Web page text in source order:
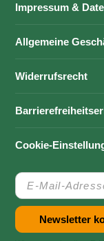
Impressum &
Allgemeine
Widerrufsrecht
Cookie-